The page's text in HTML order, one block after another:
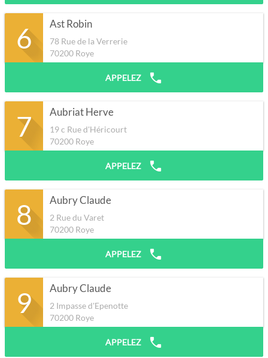
6 Ast Robin
78 Rue de la Verrerie
70200 Roye
APPELEZ
7 Aubriat Herve
19 c Rue d'Héricourt
70200 Roye
APPELEZ
8 Aubry Claude
2 Rue du Varet
70200 Roye
APPELEZ
9 Aubry Claude
2 Impasse d'Epenotte
70200 Roye
APPELEZ